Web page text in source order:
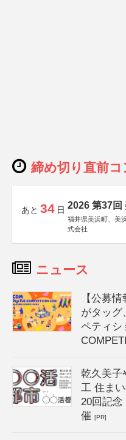
締め切り直前コ
あと 34 日 2026 第37回
福井県美浜町、美
式会社
ニュース
【公募
がタッグ
ペティシ
乾久美子
工 住ま
20回記念
催[PR]